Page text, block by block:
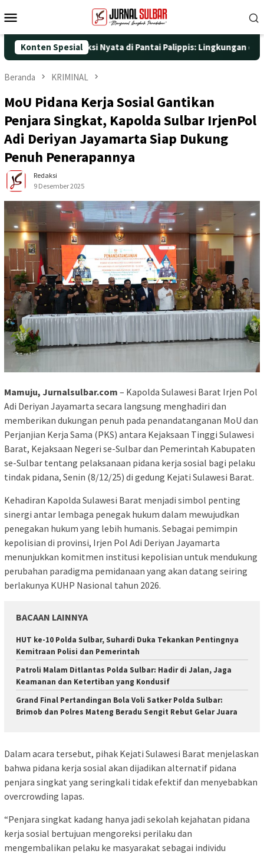
ke
Mobile
Konten Spesial
dengan Aksi Nyata di Pantai Palippis: Lingkungan dan
Beranda KRIMINAL
MoU Pidana Kerja Sosial Gantikan
Penjara Singkat, Kapolda Sulbar IrjenPol
Adi Deriyan Jayamarta Siap Dukung
Penuh Penerapannya
Redaksi
9 Desember 2025
Mamuju, Jurnalsulbar.com – Kapolda Sulawesi Barat Irjen Pol
Adi Deriyan Jayamarta secara langsung menghadiri dan
memberikan dukungan penuh pada penandatanganan MoU dan
Perjanjian Kerja Sama (PKS) antara Kejaksaan Tinggi Sulawesi
Barat, Kejaksaan Negeri se-Sulbar dan Pemerintah Kabupaten
se-Sulbar tentang pelaksanaan pidana kerja sosial bagi pelaku
tindak pidana, Senin (8/12/25) di gedung Kejati Sulawesi Barat.
Kehadiran Kapolda Sulawesi Barat menjadi simbol penting
sinergi antar lembaga penegak hukum dalam mewujudkan
penegakan hukum yang lebih humanis. Sebagai pemimpin
kepolisian di provinsi, Irjen Pol Adi Deriyan Jayamarta
menunjukkan komitmen institusi kepolisian untuk mendukung
perubahan paradigma pemidanaan yang akan datang seiring
berlakunya KUHP Nasional tahun 2026.
BACAAN LAINNYA
HUT ke-10 Polda Sulbar, Suhardi Duka Tekankan Pentingnya
Kemitraan Polisi dan Pemerintah
Patroli Malam Ditlantas Polda Sulbar: Hadir di Jalan, Jaga
Keamanan dan Ketertiban yang Kondusif
Grand Final Pertandingan Bola Voli Satker Polda Sulbar:
Brimob dan Polres Mateng Beradu Sengit Rebut Gelar Juara
Dalam acara tersebut, pihak Kejati Sulawesi Barat menjelaskan
bahwa pidana kerja sosial akan dijadikan alternatif pidana
penjara singkat yang seringkali tidak efektif dan menyebabkan
overcrowding lapas.
“Penjara singkat kadang hanya jadi sekolah kejahatan pidana
kerja sosial bertujuan mengoreksi perilaku dan
mengembalikan pelaku ke masyarakat sebagai individu